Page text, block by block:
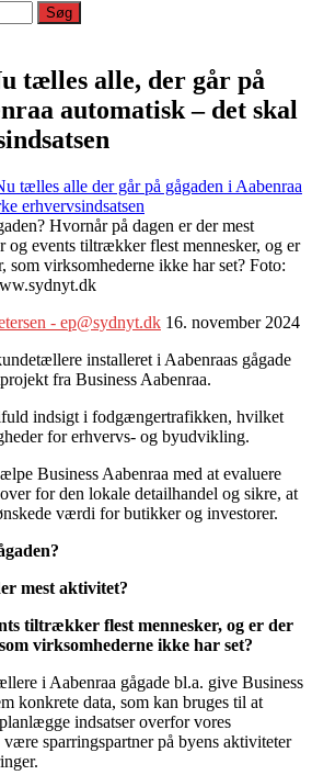
tælles alle, der går på
automatisk – det skal
tælles alle der går på gågaden i Aabenraa
erhvervsindsatsen
Hvornår på dagen er der mest
og events tiltrækker flest mennesker, og er
som virksomhederne ikke har set? Foto:
- ep@sydnyt.dk 16. november 2024
installeret i Aabenraas gågade
fra Business Aabenraa.
indsigt i fodgængertrafikken, hvilket
for erhvervs- og byudvikling.
Business Aabenraa med at evaluere
for den lokale detailhandel og sikre, at
værdi for butikker og investorer.
mest aktivitet?
tiltrækker flest mennesker, og er der
virksomhederne ikke har set?
i Aabenraa gågade bl.a. give Business
konkrete data, som kan bruges til at
indsatser overfor vores
sparringspartner på byens aktiviteter